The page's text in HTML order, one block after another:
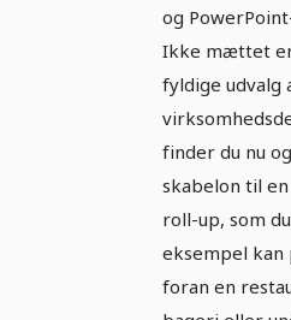
og
Ikke mættet
fyldige udvalg
finder du nu
skabelon til
roll-up, som
eksempel kan
foran en